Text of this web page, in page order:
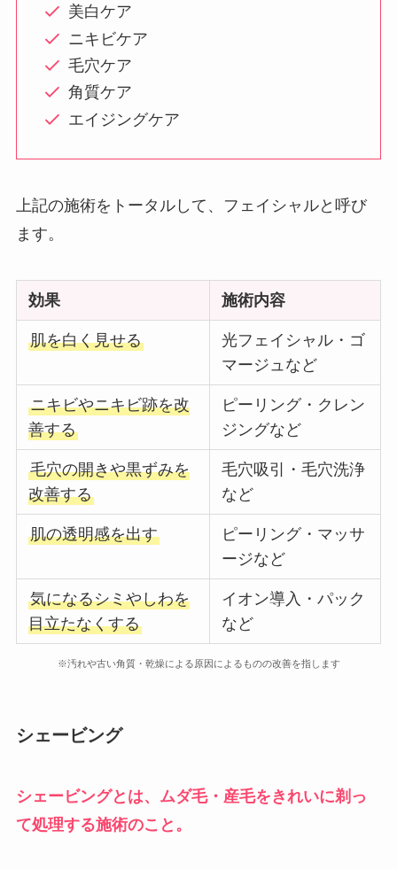
美白ケア
ニキビケア
毛穴ケア
角質ケア
エイジングケア
上記の施術をトータルして、フェイシャルと呼び
ます。
効果 施術内容
肌を白く見せる
光フェイシャル・ゴ
マージュなど
ニキビやニキビ跡を改
善する
ピーリング・クレン
ジングなど
毛穴の開きや黒ずみを
改善する
毛穴吸引・毛穴洗浄
など
肌の透明感を出す
ピーリング・マッサ
ージなど
気になるシミやしわを
目立たなくする
イオン導入・パック
など
※汚れや古い角質・乾燥による原因によるものの改善を指します
シェービング
シェービングとは、ムダ毛・産毛をきれいに剃っ
て処理する施術のこと。